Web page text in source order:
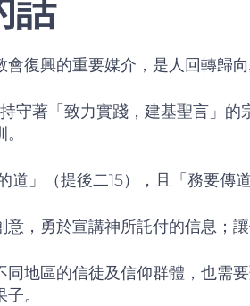
話
復興的重要媒介，是人回轉歸向
守著「致力實踐，建基聖言」的
」（提後二15），且「務要傳
，勇於宣講神所託付的信息；
地區的信徒及信仰群體，也需
。